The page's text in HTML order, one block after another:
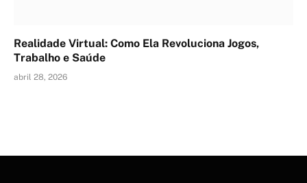
Realidade Virtual: Como Ela Revoluciona Jogos,
Trabalho e Saúde
abril 28, 2026